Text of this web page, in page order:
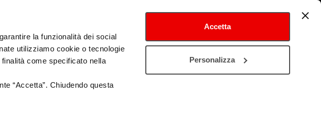
la funzionalità dei social
utilizziamo cookie o tecnologie
come specificato nella
“Accetta”. Chiudendo questa
Accetta
Personalizza
Festival Cultura estero